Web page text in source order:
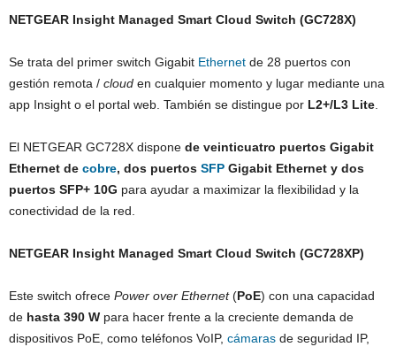
NETGEAR Insight Managed Smart Cloud Switch (GC728X)
Se trata del primer switch Gigabit Ethernet de 28 puertos con
gestión remota / cloud en cualquier momento y lugar mediante una
app Insight o el portal web. También se distingue por L2+/L3 Lite.
El NETGEAR GC728X dispone de veinticuatro puertos Gigabit
Ethernet de cobre, dos puertos SFP Gigabit Ethernet y dos
puertos SFP+ 10G para ayudar a maximizar la flexibilidad y la
conectividad de la red.
NETGEAR Insight Managed Smart Cloud Switch (GC728XP)
Este switch ofrece Power over Ethernet(PoE) con una capacidad
de hasta 390 W para hacer frente a la creciente demanda de
dispositivos PoE, como teléfonos VoIP, cámaras de seguridad IP,